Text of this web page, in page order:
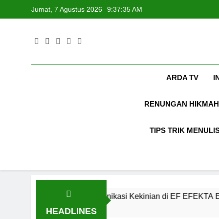
to
Jumat, 7 Agustus 2026 9:37:36 AM
ARDA TV
RENUNGAN HIKMAH
TIPS TRIK
HEADLINES
Komunikasi Kekinian di EF EFEKTA English for Adults